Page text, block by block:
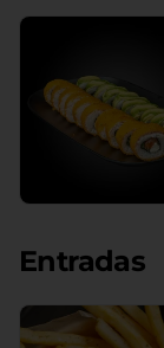
Entradas